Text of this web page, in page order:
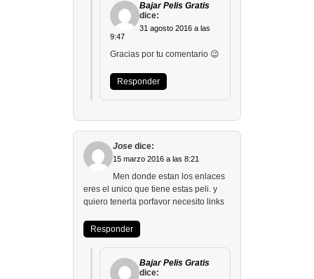
Bajar Pelis Gratis
dice:
31 agosto 2016 a las
9:47
Gracias por tu comentario 😉
Responder
Jose dice:
15 marzo 2016 a las 8:21
Men donde estan los enlaces
eres el unico que tiene estas peli. y
quiero tenerla porfavor necesito links
Responder
Bajar Pelis Gratis
dice: